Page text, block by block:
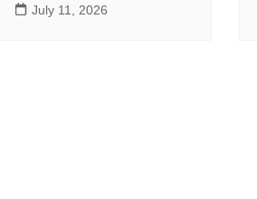
July 11, 2026